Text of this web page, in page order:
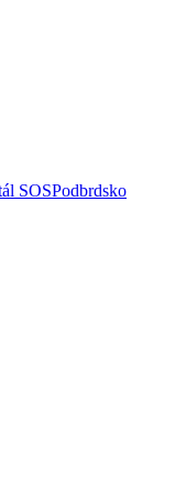
SOSPodbrdsko